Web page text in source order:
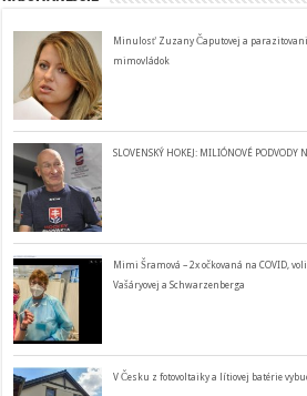
Minulosť Zuzany Čaputovej a
mimovládok
SLOVENSKÝ HOKEJ: MILIÓNOVÉ PODVODY
Mimi Šramová – 2x očkovaná na COVID,
Vašáryovej a Schwarzenberga
V Česku z fotovoltaiky a lítiovej batérie